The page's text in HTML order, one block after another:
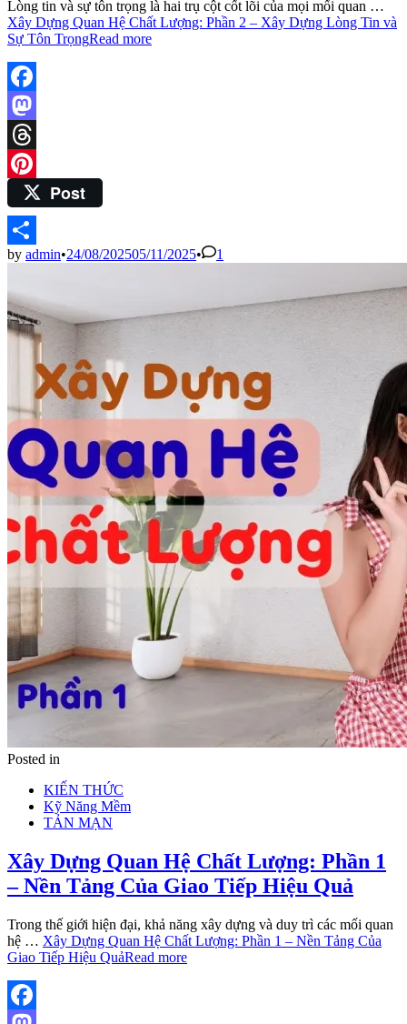
Lòng tin và sự tôn trọng là hai trụ cột cốt lõi của mọi mối quan …
Xây Dựng Quan Hệ Chất Lượng: Phần 2 – Xây Dựng Lòng Tin và
Sự Tôn TrọngRead more
Facebook
Mastodon
Threads
PinterestPost
Share
by admin•24/08/202505/11/2025• 1
Posted in
KIẾN THỨC
Kỹ Năng Mềm
TẢN MẠN
Xây Dựng Quan Hệ Chất Lượng: Phần 1
– Nền Tảng Của Giao Tiếp Hiệu Quả
Trong thế giới hiện đại, khả năng xây dựng và duy trì các mối quan
hệ … Xây Dựng Quan Hệ Chất Lượng: Phần 1 – Nền Tảng Của
Giao Tiếp Hiệu QuảRead more